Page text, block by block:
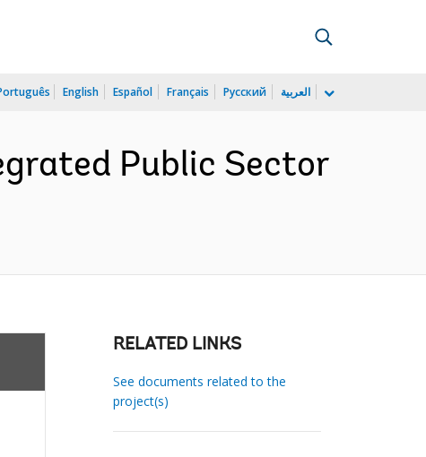
English Español Français Русский العربية
Public Sector
RELATED LINKS
See documents related to the
project(s)